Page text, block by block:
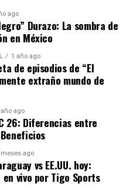
en Asia, sino que
colaboraciones y
Ana Mena continúa
y colaboraciones que
el comienzo de lo que
éxitos y logros
ago
Durazo: La sombra de
en México
1 año ago
de episodios de “El
extraño mundo de
año ago
26: Diferencias entre
meses ago
vs EE.UU. hoy:
vivo por Tigo Sports